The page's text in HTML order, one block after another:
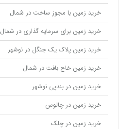
خرید زمین با مجوز ساخت در شمال
خرید زمین برای سرمایه گذاری در شمال
خرید زمین پلاک یک جنگل در نوشهر
خرید زمین خاج بافت در شمال
خرید زمین در بندپی نوشهر
خرید زمین در چالوس
خرید زمین در چلک